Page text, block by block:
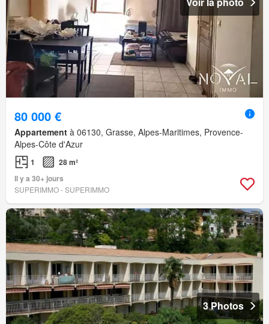
80 000 €
Appartement à 06130, Grasse, Alpes-Maritimes, Provence-
Alpes-Côte d'Azur
1
28 m²
Il y a 30+ jours
SUPERIMMO - SUPERIMMO
3 Photos